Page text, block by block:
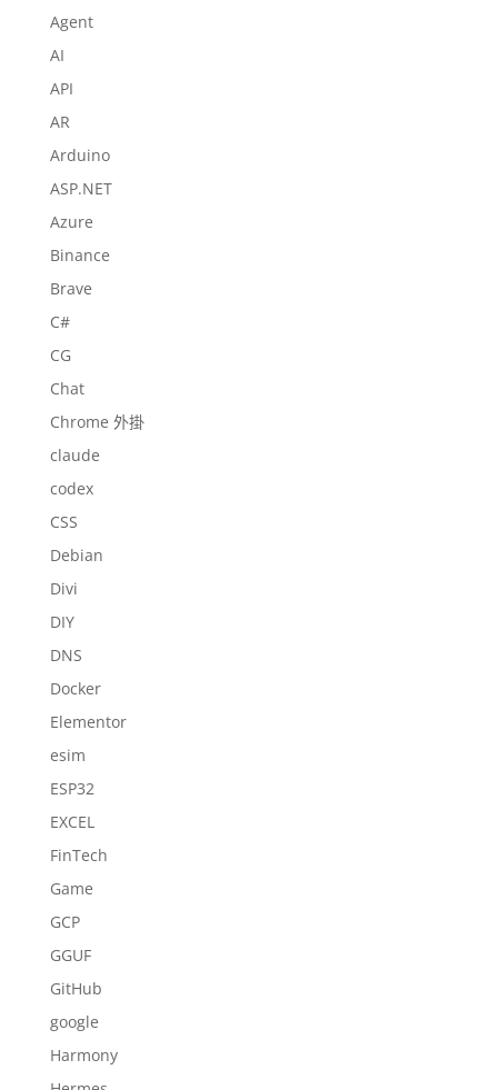
Agent
AI
API
AR
Arduino
ASP.NET
Azure
Binance
Brave
C#
CG
Chat
Chrome 外掛
claude
codex
CSS
Debian
Divi
DIY
DNS
Docker
Elementor
esim
ESP32
EXCEL
FinTech
Game
GCP
GGUF
GitHub
google
Harmony